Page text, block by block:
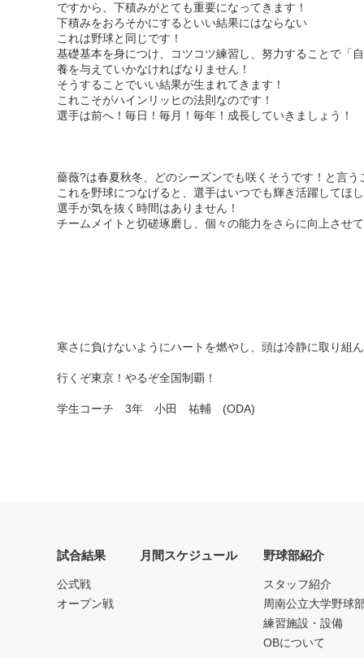
ですから、下積みがとても重要になってきます！
下積みをおろそかにするといい結果にはならない
これは野球と同じです！
基礎基本を身につけ、コツコツ練習し、努力することで「
養を与えていかなければなりません！
そうすることでいい結果が生まれてきます！
これこそがハインリッヒの法則なのです！
選手は前へ！毎日！毎月！毎年！成長していきましょう！
薔薇?は春夏秋冬、どのシーズンでも咲くそうです！と言
これを野球につなげると、選手はいつでも輝き活躍してほ
選手が気を抜く時間はありません！
チームメイトと切磋琢磨し、個々の能力をさらに向上させ
寒さに負けないようにハートを燃やし、頭は冷静に取り組
行くぞ東京！やるぞ全国制覇！
学生コーチ 3年 小田 祐輔 (ODA)
試合結果
公式戦
オープン戦
月間スケジュール 野球部紹介
スタッフ紹介
周南公立大学野球
練習施設・設備
OBについて